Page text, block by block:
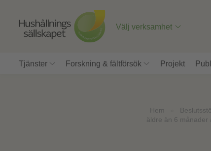
Välj verksamhet
Tjänster Forskning & fältförsök Projekt
Hem
äldre än 6 månader